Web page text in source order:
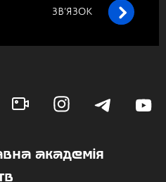
ЗВ’ЯЗОК
академія